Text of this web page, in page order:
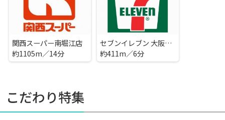
関西スーパー南堀江店
約1105m／14分
セブンイレブン 大阪千代崎2丁目店
約411m／6分
こだわり特集